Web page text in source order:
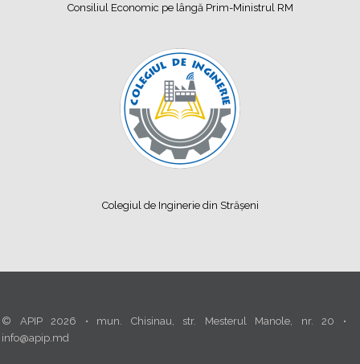
Consiliul Economic pe lângă Prim-Ministrul RM
Colegiul de Inginerie din Strășeni
© APIP 2026 • mun. Chisinau, str. Mesterul Manole, nr. 20 •
info@apip.md